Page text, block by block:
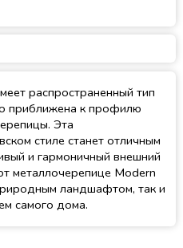
распространенный тип
приближена к профилю
Эта
стиле станет отличным
и гармоничный внешний
металлочерепице Modern
ландшафтом, так и
самого дома.